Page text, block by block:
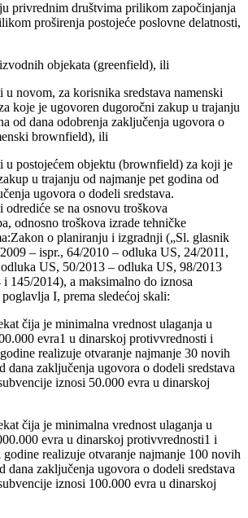
privrednim društvima prilikom započinjanja
proširenja postojeće poslovne delatnosti,
objekata (greenfield), ili
u novom, za korisnika sredstava namenski
koje je ugovoren dugoročni zakup u trajanju
od dana odobrenja zaključenja ugovora o
brownfield), ili
u postojećem objektu (brownfield) za koji je
u trajanju od najmanje pet godina od
ugovora o dodeli sredstava.
odrediće se na osnovu troškova
odnosno troškova izrade tehničke
o planiranju i izgradnji („Sl. glasnik
– ispr., 64/2010 – odluka US, 24/2011,
US, 50/2013 – odluka US, 98/2013
145/2014), a maksimalno do iznosa
I, prema sledećoj skali:
čija je minimalna vrednost ulaganja u
evra1 u dinarskoj protivvrednosti i
realizuje otvaranje najmanje 30 novih
dana zaključenja ugovora o dodeli sredstava
iznosi 50.000 evra u dinarskoj
čija je minimalna vrednost ulaganja u
evra u dinarskoj protivvrednosti1 i
realizuje otvaranje najmanje 100 novih
dana zaključenja ugovora o dodeli sredstava
iznosi 100.000 evra u dinarskoj